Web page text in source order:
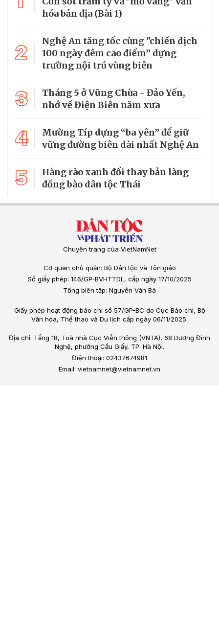
hóa bản địa (Bài 1)
2
Nghệ An tăng tốc cùng "chiến dịch
100 ngày đêm cao điểm” dựng
trường nội trú vùng biên
3
Tháng 5 ở Vũng Chùa - Đảo Yến,
nhớ về Điện Biên năm xưa
4
Mường Típ dựng “ba yên” để giữ
vững đường biên dài nhất Nghệ An
5
Hàng rào xanh đổi thay bản làng
đồng bào dân tộc Thái
Chuyên trang của VietNamNet
Cơ quan chủ quản: Bộ Dân tộc và Tôn giáo
Số giấy phép: 146/GP-BVHTTDL, cấp ngày 17/10/2025
Tổng biên tập: Nguyễn Văn Bá
Giấy phép hoạt động báo chí số 57/GP-BC do Cục Báo chí, Bộ
Văn hóa, Thể thao và Du lịch cấp ngày 06/11/2025.
Địa chỉ: Tầng 18, Toà nhà Cục Viễn thông (VNTA), 68 Dương Đình
Nghệ, phường Cầu Giấy, TP. Hà Nội.
Điện thoại: 02437674981
Email: vietnamnet@vietnamnet.vn